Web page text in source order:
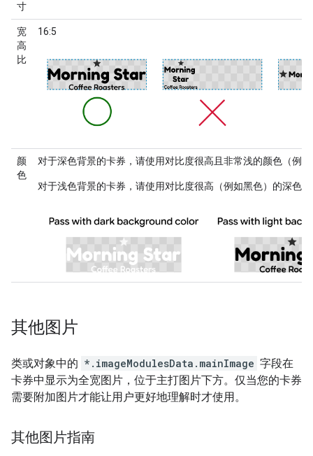
寸
宽
高
比
16:5
颜
色
对于深色背景的卡券，请使用对比度很高且非常浅的颜色（例
对于浅色背景的卡券，请使用对比度很高（例如黑色）的深色。
其他图片
类或对象中的 *.imageModulesData.mainImage 字段在
卡券中显示为全宽图片，位于主打图片下方。仅当您的卡券
需要附加图片才能让用户更好地理解时才使用。
其他图片指南